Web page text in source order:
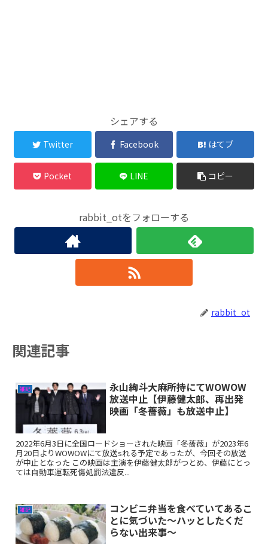
シェアする
Twitter Facebook はてブ
Pocket LINE コピー
rabbit_otをフォローする
rabbit_ot
関連記事
雑記
永山絢斗大麻所持にてWOWOW
放送中止【伊藤健太郎、再出発
映画「冬薔薇」も放送中止】
2022年6月3日に全国ロードショーされた映画「冬薔薇」が2023年6
月20日よりWOWOWにて放送sれる予定であったが、今回その放送
が中止となった この映画は主演を伊藤健太郎がつとめ、伊藤にとっ
ては自動車運転死傷処罰法違反...
雑記
コンビニ弁当を食べていてあるこ
とに気づいた〜ハッとしたくだ
らない出来事〜